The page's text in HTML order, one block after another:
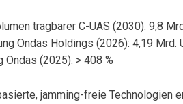
tragbarer C-UAS (2030): 9,8
Ondas Holdings (2026): 4,19 Mrd.
(2025): > 408 %
jamming-freie Technologien